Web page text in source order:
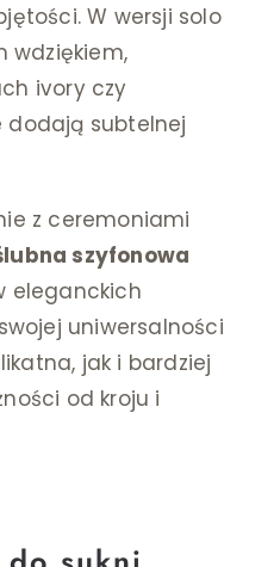
W wersji solo
wdziękiem,
ivory czy
dodają subtelnej
z ceremoniami
szyfonowa
eleganckich
uniwersalności
jak i bardziej
od kroju i